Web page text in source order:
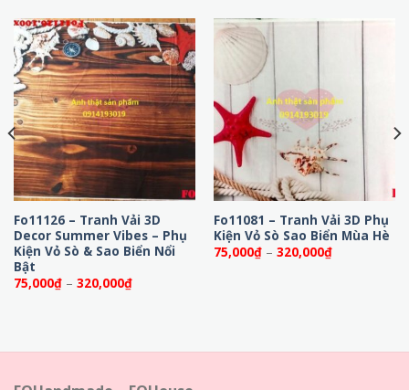
Fo11126 – Tranh Vải 3D
Decor Summer Vibes – Phụ
Kiện Vỏ Sò & Sao Biển Nổi
Bật
75,000₫ – 320,000₫Khoảng
giá:
Fo11081 – Tranh Vải 3D Phụ
Kiện Vỏ Sò Sao Biển Mùa Hè
75,000₫ – 320,000₫Khoảng
giá: